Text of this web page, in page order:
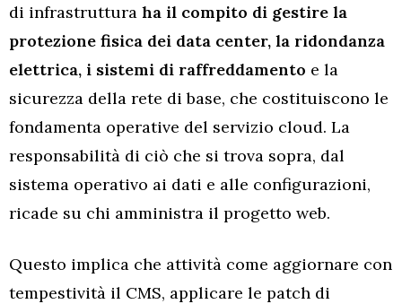
di infrastruttura ha il compito di gestire la
protezione fisica dei data center, la ridondanza
elettrica, i sistemi di raffreddamento e la
sicurezza della rete di base, che costituiscono le
fondamenta operative del servizio cloud. La
responsabilità di ciò che si trova sopra, dal
sistema operativo ai dati e alle configurazioni,
ricade su chi amministra il progetto web.
Questo implica che attività come aggiornare con
tempestività il CMS, applicare le patch di